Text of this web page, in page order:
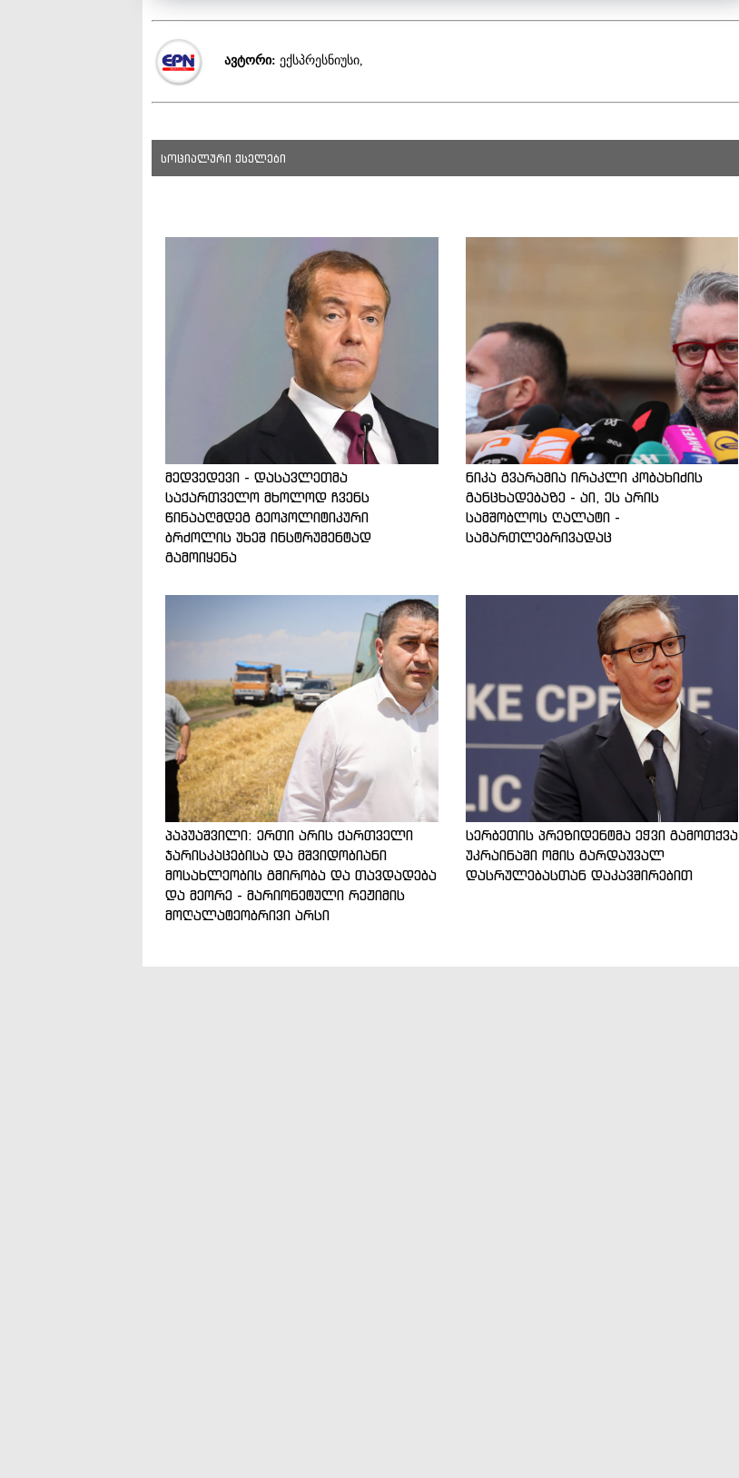
ავტორი: ექსპრესნიუსი,
სოციალური ქსელები
მედვედევი - დასავლეთმა
საქართველო მხოლოდ ჩვენს
წინააღმდეგ გეოპოლიტიკური
ბრძოლის უხეშ ინსტრუმენტად
გამოიყენა
ნიკა გვარამია ირაკლი კობახიძის
განცხადებაზე - აი, ეს არის
სამშობლოს ღალატი -
სამართლებრივადაც
პაპუაშვილი: ერთი არის ქართველი
ჯარისკაცებისა და მშვიდობიანი
მოსახლეობის გმირობა და თავდადება
და მეორე - მარიონეტული რეჟიმის
მოღალატეობრივი არსი
სერბეთის პრეზიდენტმა ეჭვი გამოთქვა
უკრაინაში ომის გარდაუვალ
დასრულებასთან დაკავშირებით